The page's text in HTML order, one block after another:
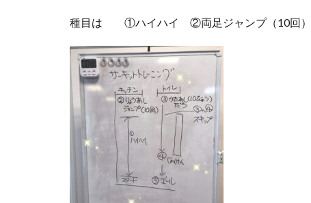
種目は ①ハイハイ ②両足ジャンプ（10回